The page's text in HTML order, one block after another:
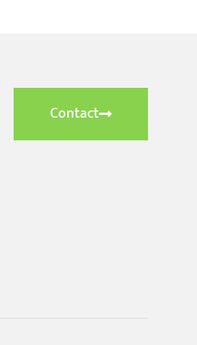
Contact